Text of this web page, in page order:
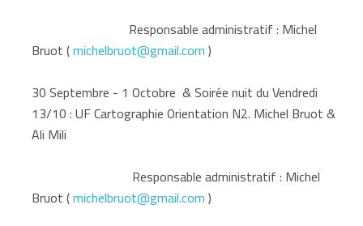
Responsable administratif : Michel
Bruot (michelbruot@gmail.com)
30 Septembre - 1 Octobre & Soirée nuit du Vendredi
13/10 : UF Cartographie Orientation N2. Michel Bruot &
Ali Mili
Responsable administratif : Michel
Bruot (michelbruot@gmail.com)